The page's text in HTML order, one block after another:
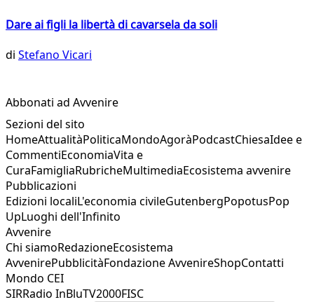
Dare ai figli la libertà di cavarsela da soli
di Stefano Vicari
Abbonati ad Avvenire
Sezioni del sito
HomeAttualitàPoliticaMondoAgoràPodcastChiesaIdee e
CommentiEconomiaVita e
CuraFamigliaRubricheMultimediaEcosistema avvenire
Pubblicazioni
Edizioni localiL'economia civileGutenbergPopotusPop
UpLuoghi dell'Infinito
Avvenire
Chi siamoRedazioneEcosistema
AvvenirePubblicitàFondazione AvvenireShopContatti
Mondo CEI
SIRRadio InBluTV2000FISC